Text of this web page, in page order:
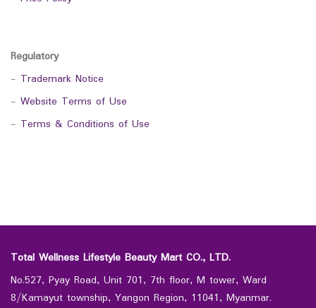
Regulatory
- Trademark Notice
- Website Terms of Use
- Terms & Conditions of Use
Total Wellness Lifestyle Beauty Mart CO., LTD.
No.527, Pyay Road, Unit 701, 7th floor, M tower, Ward
8/Kamayut township, Yangon Region, 11041, Myanmar.